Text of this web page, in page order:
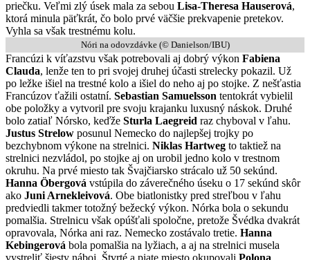
priečku. Veľmi zlý úsek mala za sebou Lisa-Theresa Hauserová,
ktorá minula päťkrát, čo bolo prvé väčšie prekvapenie pretekov.
Vyhla sa však trestnému kolu.
Nóri na odovzdávke (© Danielson/IBU)
Francúzi k víťazstvu však potrebovali aj dobrý výkon Fabiena
Clauda, lenže ten to pri svojej druhej účasti strelecky pokazil. Už
po ležke išiel na trestné kolo a išiel do neho aj po stojke. Z nešťastia
Francúzov ťažili ostatní. Sebastian Samuelsson tentokrát vybielil
obe položky a vytvoril pre svoju krajanku luxusný náskok. Druhé
bolo zatiaľ Nórsko, keďže Sturla Laegreid raz chyboval v ľahu.
Justus Strelow posunul Nemecko do najlepšej trojky po
bezchybnom výkone na strelnici. Niklas Hartweg to taktiež na
strelnici nezvládol, po stojke aj on urobil jedno kolo v trestnom
okruhu. Na prvé miesto tak Švajčiarsko strácalo už 50 sekúnd.
Hanna Öbergová vstúpila do záverečného úseku o 17 sekúnd skôr
ako Juni Arnekleivová. Obe biatlonistky pred streľbou v ľahu
predviedli takmer totožný bežecký výkon. Nórka bola o sekundu
pomalšia. Strelnicu však opúšťali spoločne, pretože Švédka dvakrát
opravovala, Nórka ani raz. Nemecko zostávalo tretie. Hanna
Kebingerová bola pomalšia na lyžiach, a aj na strelnici musela
vystreliť šiesty náboj. Štvrté a piate miesto okupovali Polona